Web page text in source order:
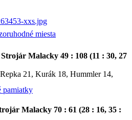
miesta
pamiatky
Malacky 49 : 108 (11 : 30, 27
21, Kurák 18, Hummler 14,
Malacky 70 : 61 (28 : 16, 35 :